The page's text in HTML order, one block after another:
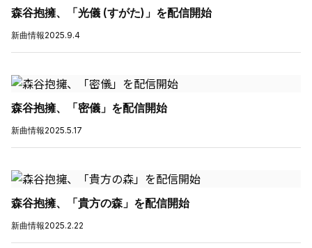
森谷抱擁、「光儀 (すがた)」を配信開始
新曲情報2025.9.4
森谷抱擁、「密儀」を配信開始
新曲情報2025.5.17
森谷抱擁、「貴方の森」を配信開始
新曲情報2025.2.22